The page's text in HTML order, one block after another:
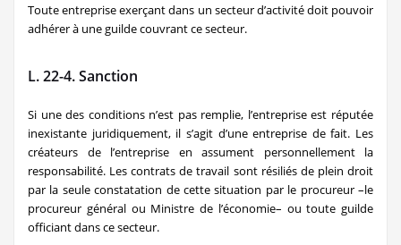
Toute entreprise exerçant dans un secteur d’activité doit pouvoir
adhérer à une guilde couvrant ce secteur.
L. 22-4. Sanction
Si une des conditions n’est pas remplie, l’entreprise est réputée
inexistante juridiquement, il s’agit d’une entreprise de fait. Les
créateurs de l’entreprise en assument personnellement la
responsabilité. Les contrats de travail sont résiliés de plein droit
par la seule constatation de cette situation par le procureur –le
procureur général ou Ministre de l’économie– ou toute guilde
officiant dans ce secteur.